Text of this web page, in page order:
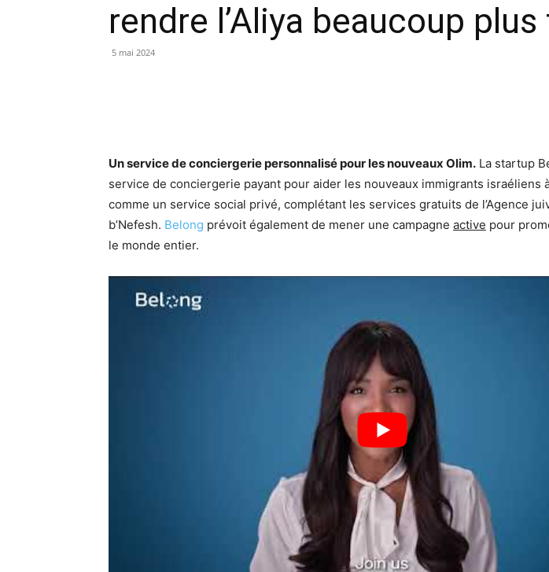
rendre l’Aliya beaucoup
5 mai 2024
Un service de conciergerie personnalisé pour les nouveaux Olim. La startup
service de conciergerie payant pour aider les nouveaux immigrants israéliens
comme un service social privé, complétant les services gratuits de l’Agence
b’Nefesh. Belong prévoit également de mener une campagne active pour
le monde entier.